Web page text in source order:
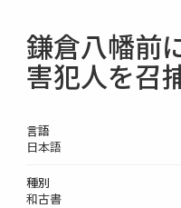
鎌倉八幡前
害犯人を召
言語
日本語
種別
和古書